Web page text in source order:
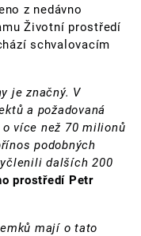
z nedávno
Životní prostředí
schvalovacím
je značný. V
a požadovaná
více než 70 milionů
podobných
dalších 200
prostředí Petr
mají o tato